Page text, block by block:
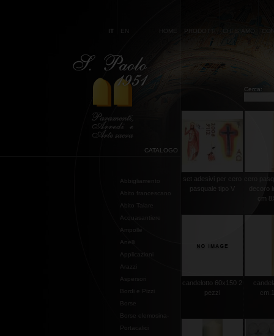
IT EN HOME PRODOTTI CHI SIAMO
Cerca:
CATALOGO
Abbigliamento
Abito francescano
Abito Talare
Acquasantiere
Ampolle
Anelli
Applicazioni
Arazzi
Aspersori
Bordi e Pizzi
Borse
Borse elemosina-
Portacalici
set adesivi per cero
pasquale tipo V
cero
decoro
cm
candelotto 60x150 2
pezzi